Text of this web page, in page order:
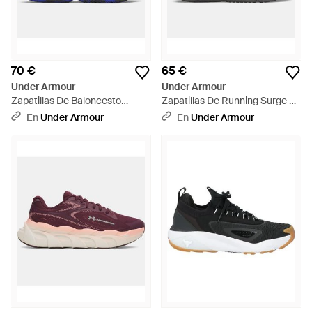
70 €
Under Armour
Zapatillas De Baloncesto
Lockdown 8 Royal Negro
EnUnder Armour
65 €
Under Armour
Zapatillas De Running Surge 5
Para Mujer Anthracite - Negro
EnUnder Armour